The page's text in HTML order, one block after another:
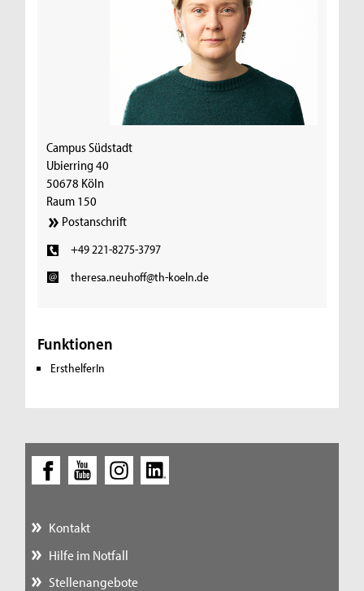
Campus Südstadt
Ubierring 40
50678 Köln
Raum 150
Postanschrift
+49 221-8275-3797
theresa.neuhoff@th-koeln.de
Funktionen
ErsthelferIn
Kontakt
Hilfe im Notfall
Stellenangebote